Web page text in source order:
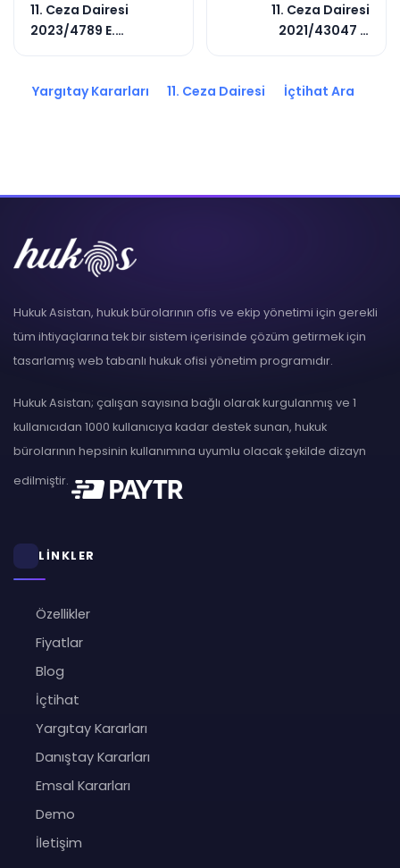
11. Ceza Dairesi
2023/4789 E.
11. Ceza Dairesi
2021/43047 E.
Yargıtay Kararları 11. Ceza Dairesi İçtihat Ara
Hukuk Asistan, hukuk bürolarının ofis ve ekip yönetimi için gerekli
tüm ihtiyaçlarına tek bir sistem içerisinde çözüm getirmek için
tasarlamış web tabanlı hukuk ofisi yönetim programıdır.
Hukuk Asistan; çalışan sayısına bağlı olarak kurgulanmış ve 1
kullanıcıdan 1000 kullanıcıya kadar destek sunan, hukuk
bürolarının hepsinin kullanımına uyumlu olacak şekilde dizayn
edilmiştir.
LİNKLER
Özellikler
Fiyatlar
Blog
İçtihat
Yargıtay Kararları
Danıştay Kararları
Emsal Kararları
Demo
İletişim